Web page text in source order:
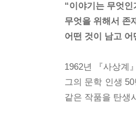
“이야기는 무엇
무엇을 위해서 존
어떤 것이 남고
1962년 『사상계
그의 문학 인생
같은 작품을 탄생